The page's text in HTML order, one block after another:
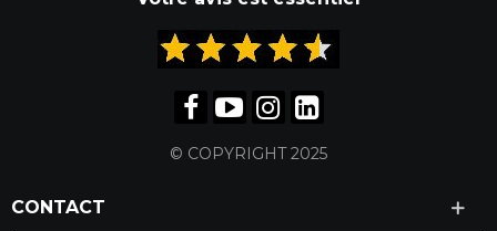
© COPYRIGHT 2025
CONTACT